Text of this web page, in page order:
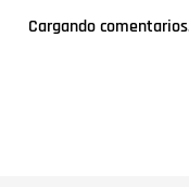
Cargando